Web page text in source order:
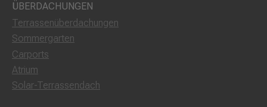
ÜBERDACHUNGEN
Terrassenüberdachungen
Sommergarten
Carports
Atrium
Solar-Terrassendach